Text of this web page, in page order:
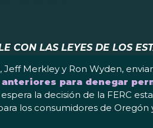
CON LAS LEYES DE LOS
Merkley y Ron Wyden,
para denegar
la decisión de la FERC
los consumidores de